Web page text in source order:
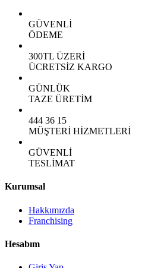
GÜVENLİ
ÖDEME
300TL ÜZERİ
ÜCRETSİZ KARGO
GÜNLÜK
TAZE ÜRETİM
444 36 15
MÜŞTERİ HİZMETLERİ
GÜVENLİ
TESLİMAT
Kurumsal
Hakkımızda
Franchising
Hesabım